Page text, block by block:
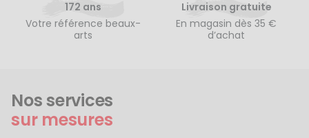
172 ans
Votre référence beaux-
arts
Livraison gratuite
En magasin dès 35 €
d’achat
Nos services
sur mesures